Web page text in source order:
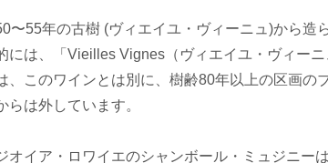
〜55年の古樹 (ヴィエイユ・ヴィーニュ)から造
には、「Vieilles Vignes（ヴィエイユ・ヴィー
、このワインとは別に、樹齢80年以上の区画
らは外しています。
オイア・ロワイエのシャンボール・ミュジニー